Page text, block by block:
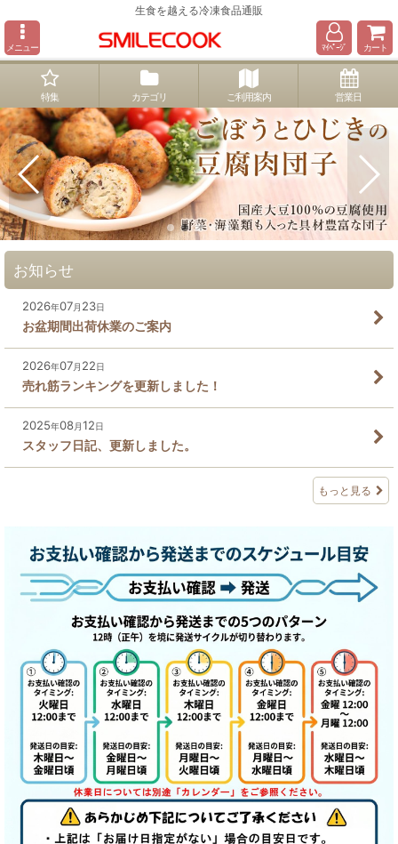
生食を越える冷凍食品通販
メニュー ﾏｲﾍﾟｰｼﾞ カート
特集 カテゴリ ご利用案内 営業日
お知らせ
2026年07月 23日
お盆期間出荷休業のご案内
2026年07月 22日
売れ筋ランキングを更新しました！
2025年08月12日
スタッフ日記、更新しました。
もっと見る